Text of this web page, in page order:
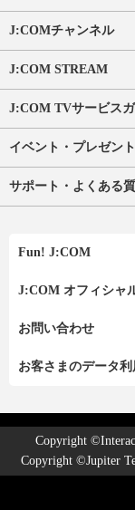
J:COMチャンネル
J:COM STREAM
J:COM TVサービス
イベント・プレゼント
サポート・よくある
Fun! J:COM
J:COM オフィシャ
お問い合わせ
お客さまのデータ
Copyright
Copyright ©Jupiter